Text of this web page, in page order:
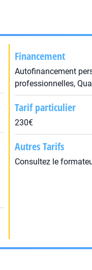
Financement
Autofinancement
professionnelles,
Tarif particulier
230€
Autres Tarifs
Consultez le